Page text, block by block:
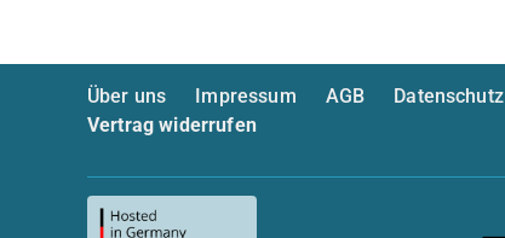
Über uns Impressum AGB Datenschutz
Vertrag widerrufen